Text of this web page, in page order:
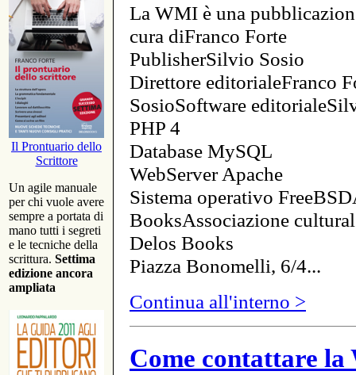
Il Prontuario dello
Scrittore
Un agile manuale
per chi vuole avere
sempre a portata di
mano tutti i segreti
e le tecniche della
scrittura. Settima
edizione ancora
ampliata
La WMI è una
cura diFranco Forte
PublisherSilvio Sosio
Direttore editorialeFranco
SosioSoftware
PHP 4
Database MySQL
WebServer Apache
Sistema operativo
BooksAssociazione
Delos Books
Piazza Bonomelli, 6/4...
Continua all'interno >
Come contattare